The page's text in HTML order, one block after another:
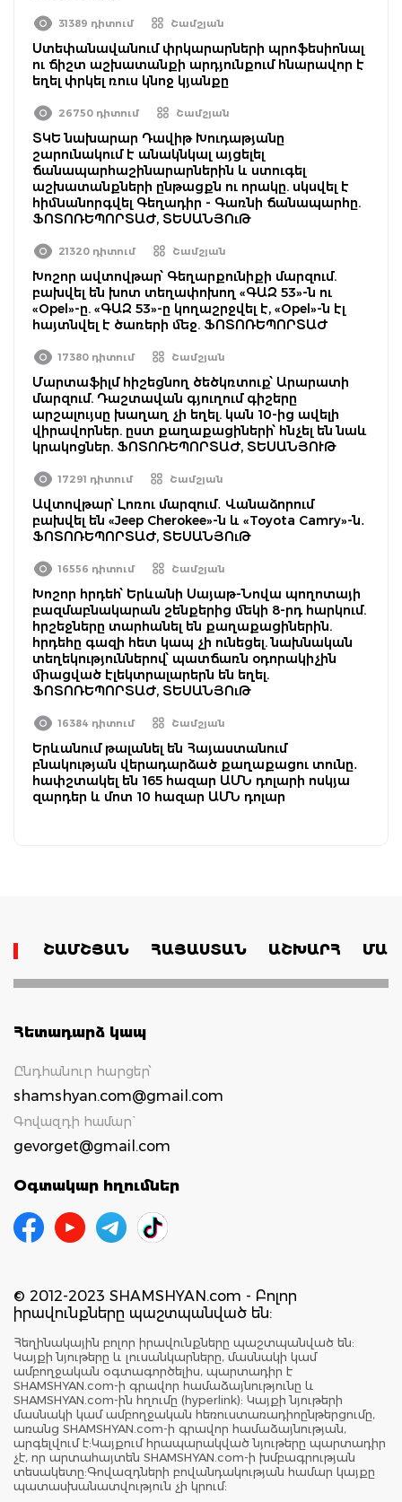
31389 դիտում Շամշյան
Ստեփանավանում փրկարարների պրոֆեսիոնալ
ու ճիշտ աշխատանքի արդյունքում հնարավոր է
եղել փրկել ռուս կնոջ կյանքը
26750 դիտում Շամշյան
ՏԿԵ նախարար Դավիթ Խուդաթյանը
շարունակում է անակնկալ այցելել
ճանապարհաշինարարներին և ստուգել
աշխատանքների ընթացքն ու որակը. սկսվել է
հիմնանորգվել Գեղադիր - Գառնի ճանապարհը.
ՖՈՏՈՌԵՊՈՐՏԱԺ, ՏԵՍԱՆՅՈւԹ
21320 դիտում Շամշյան
Խոշոր ավտովթար՝ Գեղարքունիքի մարզում.
բախվել են խոտ տեղափոխող «ԳԱԶ 53»-ն ու
«Opel»-ը. «ԳԱԶ 53»-ը կողաշրջվել է, «Opel»-ն էլ
հայտնվել է ծառերի մեջ. ՖՈՏՈՌԵՊՈՐՏԱԺ
17380 դիտում Շամշյան
Մարտաֆիլմ հիշեցնող ծեծկռտուք՝ Արարատի
մարզում. Դաշտավան գյուղում գիշերը
արշալույսը խաղաղ չի եղել. կան 10-ից ավելի
վիրավորներ. ըստ քաղաքացիների՝ հնչել են նաև
կրակոցներ. ՖՈՏՈՌԵՊՈՐՏԱԺ, ՏԵՍԱՆՅՈՒԹ
17291 դիտում Շամշյան
Ավտովթար՝ Լոռու մարզում․ Վանաձորում
բախվել են «Jeep Cherokee»-ն և «Toyota Camry»-ն․
ՖՈՏՈՌԵՊՈՐՏԱԺ, ՏԵՍԱՆՅՈւԹ
16556 դիտում Շամշյան
Խոշոր հրդեհ՝ Երևանի Սայաթ-Նովա պողոտայի
բազմաբնակարան շենքերից մեկի 8-րդ հարկում.
հրշեջները տարհանել են քաղաքացիներին.
հրդեհը գազի հետ կապ չի ունեցել. նախնական
տեղեկություններով՝ պատճառն օդորակիչին
միացված էլեկտրալարերն են եղել.
ՖՈՏՈՌԵՊՈՐՏԱԺ, ՏԵՍԱՆՅՈւԹ
16384 դիտում Շամշյան
Երևանում թալանել են Հայաստանում
բնակության վերադարձած քաղաքացու տունը․
հափշտակել են 165 հազար ԱՄՆ դոլարի ոսկյա
զարդեր և մոտ 10 հազար ԱՄՆ դոլար
ՇԱՄՇՅԱՆ ՀԱՅԱՍՏԱՆ ԱՇԽԱՐՀ
Հետադարձ կապ
Ընդհանուր հարցեր՝
shamshyan.com@gmail.com
Գովազդի համար`
gevorget@gmail.com
Օգտակար հղումներ
© 2012-2023 SHAMSHYAN.com - Բոլոր
իրավունքները պաշտպանված են:
Հեղինակային բոլոր իրավունքները պաշտպանված են:
Կայքի նյութերը և լուսանկարները, մասնակի կամ
ամբողջական օգտագործելիս, պարտադիր է
SHAMSHYAN.com-ի գրավոր համաձայնությունը և
SHAMSHYAN.com-ին հղումը (hyperlink): Կայքի նյութերի
մասնակի կամ ամբողջական հեռուստառադիոընթերցումը,
առանց SHAMSHYAN.com-ի գրավոր համաձայնության,
արգելվում է:Կայքում հրապարակված նյութերը պարտադիր
չէ, որ արտահայտեն SHAMSHYAN.com-ի խմբագրության
տեսակետը:Գովազդների բովանդակության համար կայքը
պատասխանատվություն չի կրում: